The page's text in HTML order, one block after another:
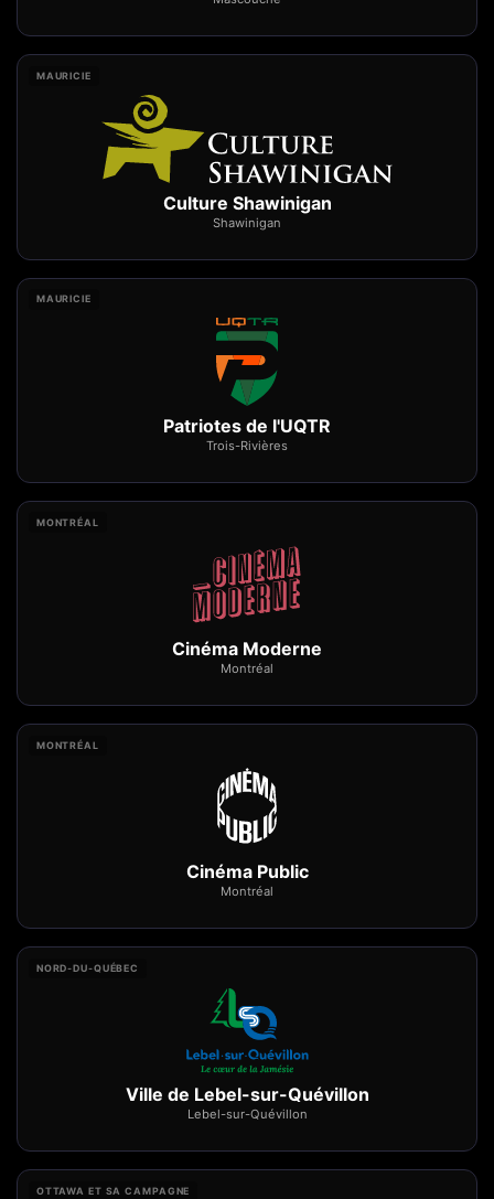
MAURICIE
Culture Shawinigan
Shawinigan
MAURICIE
Patriotes de l'UQTR
Trois-Rivières
MONTRÉAL
Cinéma Moderne
Montréal
MONTRÉAL
Cinéma Public
Montréal
NORD-DU-QUÉBEC
Ville de Lebel-sur-Quévillon
Lebel-sur-Quévillon
OTTAWA ET SA CAMPAGNE